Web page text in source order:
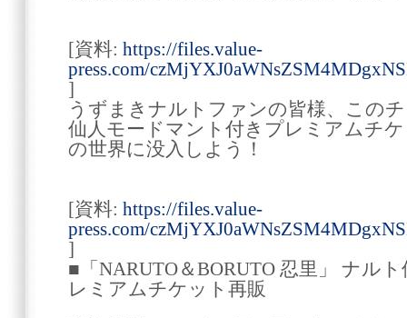
[資料: https://files.value-
press.com/
]
うずまきナルトファンの皆様、この
仙人モードマント付きプレミアムチ
の世界に没入しよう！
[資料: https://files.value-
press.com/
]
■「NARUTO＆BORUTO 忍里」 ナル
レミアムチケット再販